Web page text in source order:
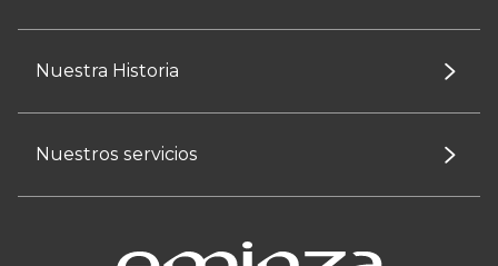
Nuestra Historia
Nuestros servicios